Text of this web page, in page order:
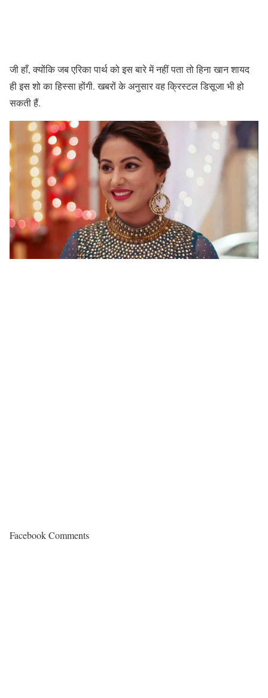
जी हाँ, क्योंकि जब एरिका पार्थ को इस बारे में नहीं पता तो हिना खान शायद
ही इस शो का हिस्सा होंगी. खबरों के अनुसार वह क्रिस्टल डिसूजा भी हो
सकती हैं.
Facebook Comments